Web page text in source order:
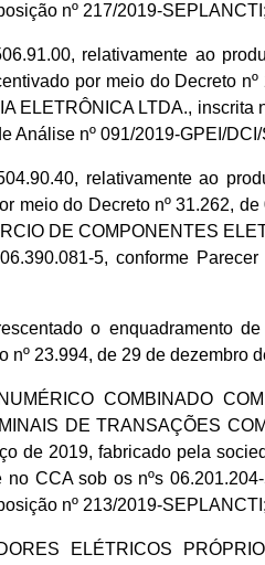
nº 217/2019-
relativamente ao
por meio do Decreto
ELETRÔNICA LTDA., inscrita
Análise nº 091/2019-GPEI/
relativamente ao
meio do Decreto nº 31.262,
DE COMPONENTES
5, conforme
o enquadramento
nº 23.994, de 29 de dezembro
COMBINADO
DE TRANSAÇÕES
de 2019, fabricado pela
no CCA sob os nºs
nº 213/2019-
ELÉTRICOS